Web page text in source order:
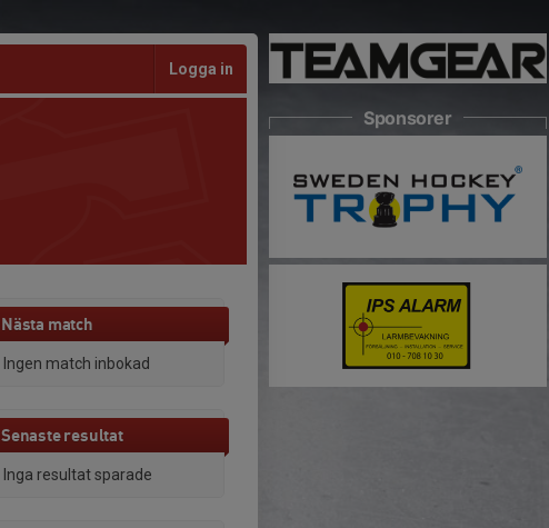
Logga in
Nästa match
Ingen match inbokad
Senaste resultat
Inga resultat sparade
Sponsorer